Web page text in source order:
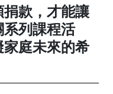
款，才能讓
列課程活
庭未來的希